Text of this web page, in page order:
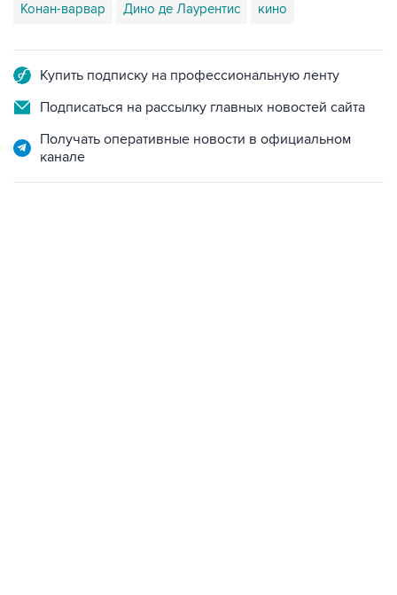
Конан-варвар Дино де Лаурентис кино
Купить подписку на профессиональную ленту
Подписаться на рассылку главных новостей сайта
Получать оперативные новости в официальном
канале